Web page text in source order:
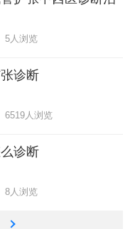
5人浏览
诊断
6519人浏览
诊断
8人浏览